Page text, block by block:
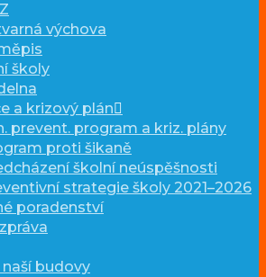
výchova
školy
a krizový plán
prevent. program a kriz. plány
proti šikaně
školní neúspěšnosti
strategie školy 2021–2026
poradenství
budovy